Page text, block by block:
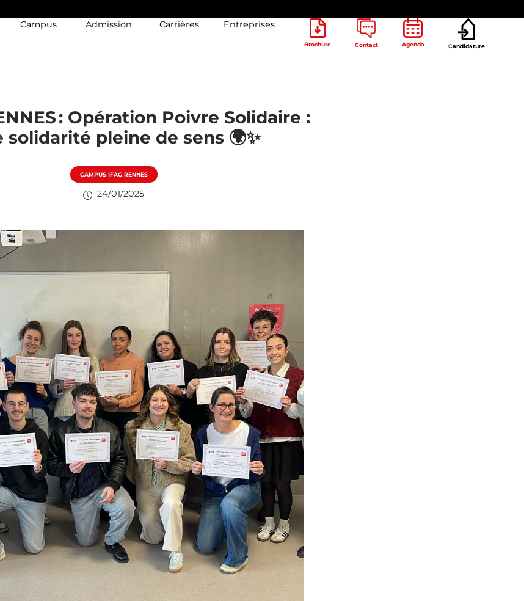
Campus Admission Carrières Entreprises
Brochure Contact Agenda Candidature
: Opération Poivre Solidaire :
solidarité pleine de sens 🌍✨
CAMPUS IFAG RENNES
24/01/2025